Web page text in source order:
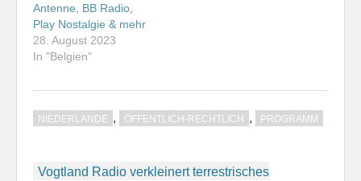
Antenne, BB Radio,
Play Nostalgie & mehr
28. August 2023
In "Belgien"
NIEDERLANDE , ÖFFENTLICH-RECHTLICH , PROGRAMM
Beitragsnavigation
Vogtland Radio verkleinert terrestrisches